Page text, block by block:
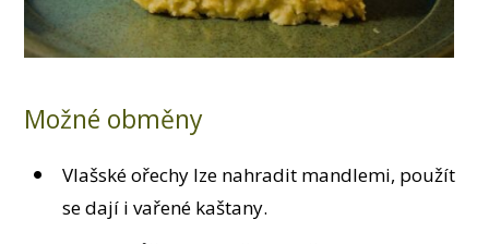
Možné obměny
Vlašské ořechy lze nahradit mandlemi, použít
se dají i vařené kaštany.